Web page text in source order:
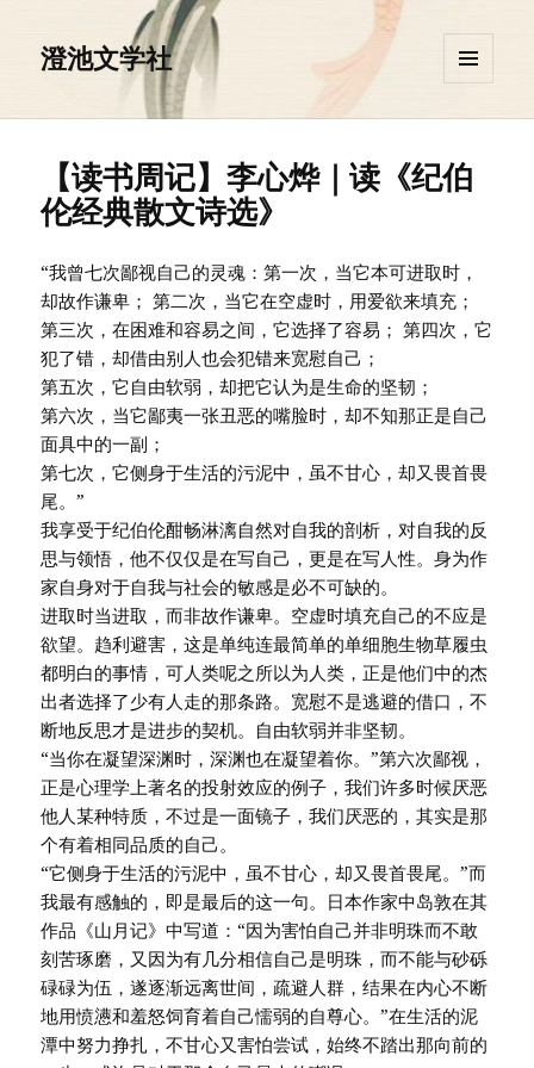
澄池文学社
挂件
【读书周记】李心烨｜读《纪伯
伦经典散文诗选》
“我曾七次鄙视自己的灵魂：第一次，当它本可进取时，
却故作谦卑； 第二次，当它在空虚时，用爱欲来填充；
第三次，在困难和容易之间，它选择了容易； 第四次，它
犯了错，却借由别人也会犯错来宽慰自己；
第五次，它自由软弱，却把它认为是生命的坚韧；
第六次，当它鄙夷一张丑恶的嘴脸时，却不知那正是自己
面具中的一副；
第七次，它侧身于生活的污泥中，虽不甘心，却又畏首畏
尾。”
我享受于纪伯伦酣畅淋漓自然对自我的剖析，对自我的反
思与领悟，他不仅仅是在写自己，更是在写人性。身为作
家自身对于自我与社会的敏感是必不可缺的。
进取时当进取，而非故作谦卑。空虚时填充自己的不应是
欲望。趋利避害，这是单纯连最简单的单细胞生物草履虫
都明白的事情，可人类呢之所以为人类，正是他们中的杰
出者选择了少有人走的那条路。宽慰不是逃避的借口，不
断地反思才是进步的契机。自由软弱并非坚韧。
“当你在凝望深渊时，深渊也在凝望着你。”第六次鄙视，
正是心理学上著名的投射效应的例子，我们许多时候厌恶
他人某种特质，不过是一面镜子，我们厌恶的，其实是那
个有着相同品质的自己。
“它侧身于生活的污泥中，虽不甘心，却又畏首畏尾。”而
我最有感触的，即是最后的这一句。日本作家中岛敦在其
作品《山月记》中写道：“因为害怕自己并非明珠而不敢
刻苦琢磨，又因为有几分相信自己是明珠，而不能与砂砾
碌碌为伍，遂逐渐远离世间，疏避人群，结果在内心不断
地用愤懑和羞怒饲育着自己懦弱的自尊心。”在生活的泥
潭中努力挣扎，不甘心又害怕尝试，始终不踏出那向前的